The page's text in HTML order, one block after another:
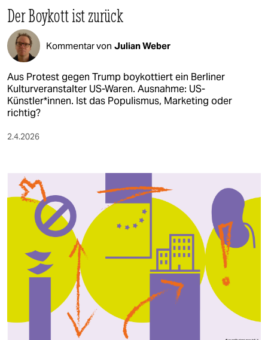
Der Boykott ist zurück
Kommentar von Julian Weber
Aus Protest gegen Trump boykottiert ein Berliner
Kulturveranstalter US-Waren. Ausnahme: US-
Künstler*innen. Ist das Populismus, Marketing oder
richtig?
2.4.2026